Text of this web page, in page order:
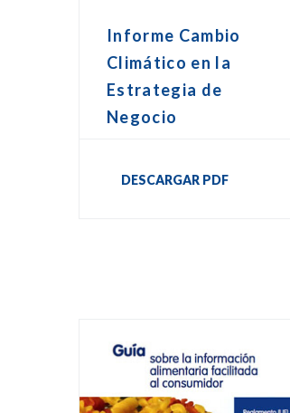
Informe Cambio
Climático en la
Estrategia de
Negocio
DESCARGAR PDF